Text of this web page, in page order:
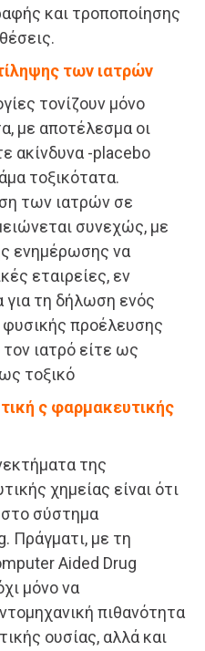
και τροποποίησης
των ιατρών
τονίζουν μόνο
με αποτέλεσμα οι
ακίνδυνα -placebo
τοξικότατα.
των ιατρών σε
συνεχώς, με
ενημέρωσης να
εταιρείες, εν
για τη δήλωση ενός
προέλευσης
ιατρό είτε ως
τοξικό
ς φαρμακευτικής
της
χημείας είναι ότι
σύστημα
Πράγματι, με τη
Aided Drug
μόνο να
πιθανότητα
ουσίας, αλλά και